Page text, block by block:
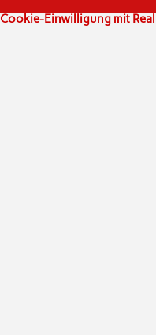
Cookie-Einwilligung mit